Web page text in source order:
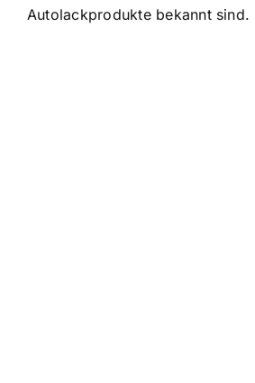
Autolackprodukte bekannt sind.